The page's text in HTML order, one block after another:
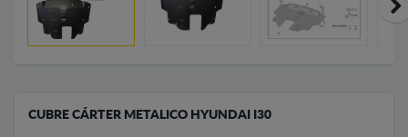
CUBRE CÁRTER METALICO HYUNDAI I30